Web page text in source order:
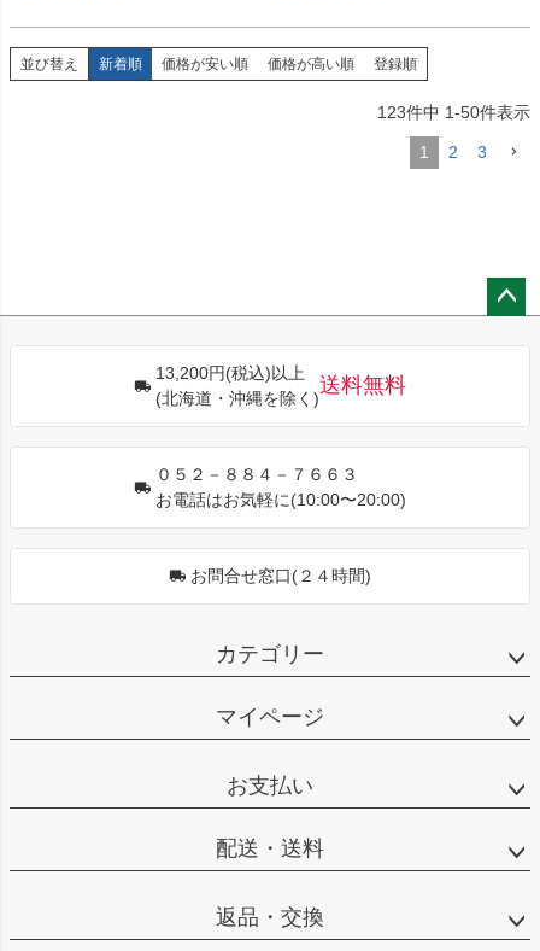
並び替え 新着順 価格が安い順 価格が高い順 登録順
123件中 1-50件表示
1 2 3
13,200円(税込)以上
(北海道・沖縄を除く)
送料無料
０５２－８８４－７６６３
お電話はお気軽に(10:00〜20:00)
お問合せ窓口(２４時間)
カテゴリー
マイページ
お支払い
配送・送料
返品・交換